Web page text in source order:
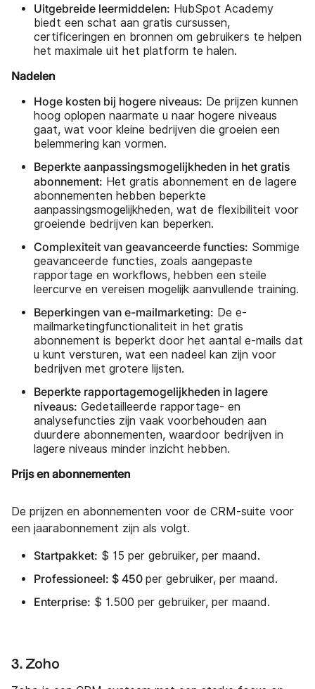
Uitgebreide leermiddelen: HubSpot Academy
biedt een schat aan gratis cursussen,
certificeringen en bronnen om gebruikers te helpen
het maximale uit het platform te halen.
Nadelen
Hoge kosten bij hogere niveaus: De prijzen kunnen
hoog oplopen naarmate u naar hogere niveaus
gaat, wat voor kleine bedrijven die groeien een
belemmering kan vormen.
Beperkte aanpassingsmogelijkheden in het gratis
abonnement: Het gratis abonnement en de lagere
abonnementen hebben beperkte
aanpassingsmogelijkheden, wat de flexibiliteit voor
groeiende bedrijven kan beperken.
Complexiteit van geavanceerde functies: Sommige
geavanceerde functies, zoals aangepaste
rapportage en workflows, hebben een steile
leercurve en vereisen mogelijk aanvullende training.
Beperkingen van e-mailmarketing: De e-
mailmarketingfunctionaliteit in het gratis
abonnement is beperkt door het aantal e-mails dat
u kunt versturen, wat een nadeel kan zijn voor
bedrijven met grotere lijsten.
Beperkte rapportagemogelijkheden in lagere
niveaus: Gedetailleerde rapportage- en
analysefuncties zijn vaak voorbehouden aan
duurdere abonnementen, waardoor bedrijven in
lagere niveaus minder inzicht hebben.
Prijs en abonnementen
De prijzen en abonnementen voor de CRM-suite voor
een jaarabonnement zijn als volgt.
Startpakket: $ 15 per gebruiker, per maand.
Professioneel: $ 450 per gebruiker, per maand.
Enterprise: $ 1.500 per gebruiker, per maand.
3. Zoho